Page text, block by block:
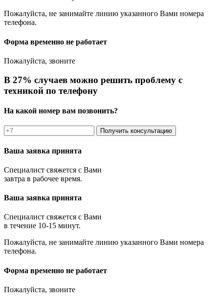
Пожалуйста, не занимайте линию указанного Вами номера
телефона.
Форма временно не работает
Пожалуйста, звоните
В 27% случаев можно решить проблему с
техникой по телефону
На какой номер вам позвонить?
Получить консультацию
Ваша заявка принята
Специалист свяжется с Вами
завтра в рабочее время.
Ваша заявка принята
Специалист свяжется с Вами
в течение 10-15 минут.
Пожалуйста, не занимайте линию указанного Вами номера
телефона.
Форма временно не работает
Пожалуйста, звоните